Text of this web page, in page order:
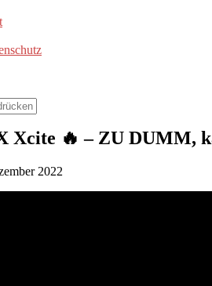
Xcite 🔥 – ZU DUMM,
2022